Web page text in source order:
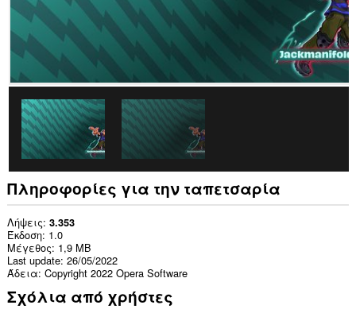
Πληροφορίες για την ταπετσαρία
Λήψεις 3.353
Έκδοση 1.0
Μέγεθος 1,9 MB
Last update 26/05/2022
Άδεια Copyright 2022 Opera Software
Σχόλια από χρήστες